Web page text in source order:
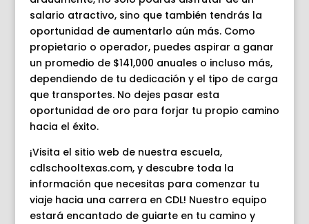
salario atractivo, sino que también tendrás la
oportunidad de aumentarlo aún más. Como
propietario o operador, puedes aspirar a ganar
un promedio de $141,000 anuales o incluso más,
dependiendo de tu dedicación y el tipo de carga
que transportes. No dejes pasar esta
oportunidad de oro para forjar tu propio camino
hacia el éxito.
¡Visita el sitio web de nuestra escuela,
cdlschooltexas.com, y descubre toda la
información que necesitas para comenzar tu
viaje hacia una carrera en CDL! Nuestro equipo
estará encantado de guiarte en tu camino y